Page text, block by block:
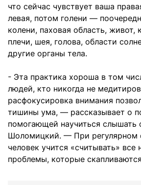
что сейчас чувствует ваша
левая, потом голени —
колени, паховая область, живот,
плечи, шея, голова, области
другие органы тела.
- Эта практика хороша в том
людей, кто никогда не
расфокусировка внимания
тишины ума, — рассказывает о
помогающей научиться слышать
Шоломицкий. — При регулярном
человек учится «считывать»
проблемы, которые